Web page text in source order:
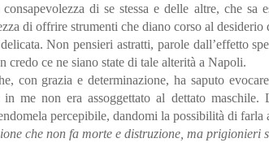
di se stessa e delle altre, che sa
di offrire strumenti che diano corso al
Non pensieri astratti, parole dall’effetto
credo ce ne siano state di tale alterità a Napoli.
con grazia e determinazione, ha saputo
me non era assoggettato al dettato maschile.
percepibile, dandomi la possibilità di farla
che non fa morte e distruzione, ma prigionieri